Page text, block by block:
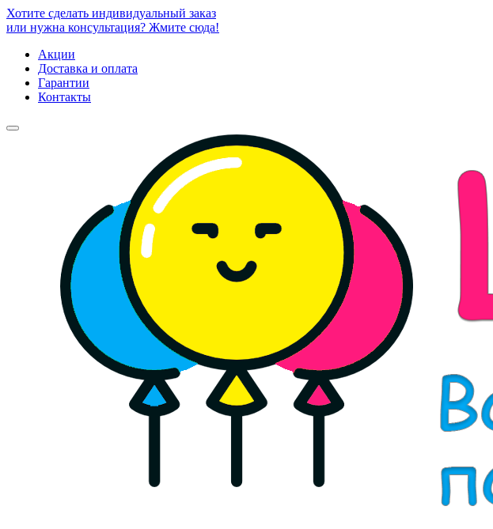
Хотите сделать индивидуальный заказ
или нужна консультация? Жмите сюда!
Акции
Доставка и оплата
Гарантии
Контакты